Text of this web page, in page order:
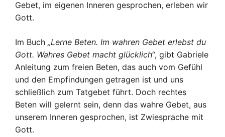
Gebet, im eigenen Inneren gesprochen, erleben wir
Gott.
Im Buch „Lerne Beten. Im wahren Gebet erlebst du
Gott. Wahres Gebet macht glücklich“, gibt Gabriele
Anleitung zum freien Beten, das auch vom Gefühl
und den Empfindungen getragen ist und uns
schließlich zum Tatgebet führt. Doch rechtes
Beten will gelernt sein, denn das wahre Gebet, aus
unserem Inneren gesprochen, ist Zwiesprache mit
Gott.